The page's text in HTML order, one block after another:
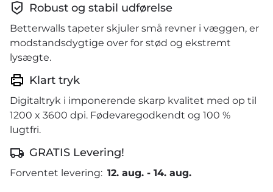
Robust og stabil udførelse
Betterwalls tapeter skjuler små revner i væggen, er
modstandsdygtige over for stød og ekstremt
lysægte.
Klart tryk
Digitaltryk i imponerende skarp kvalitet med op til
1200 x 3600 dpi. Fødevaregodkendt og 100 %
lugtfri.
GRATIS Levering!
Forventet levering: 12. aug. - 14. aug.